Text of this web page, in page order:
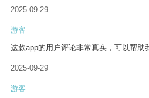
2025-09-29
游客
这款app的用户评论非常真实，可以帮助
2025-09-29
游客